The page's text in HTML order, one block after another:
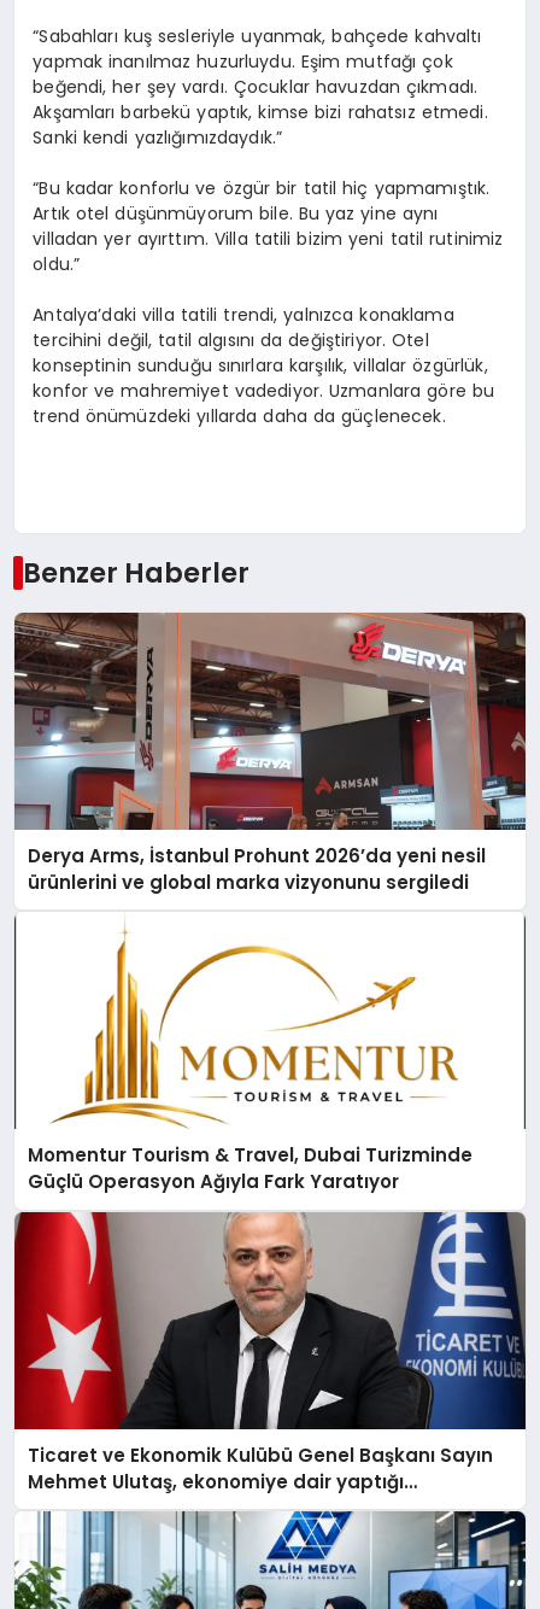
“Sabahları kuş sesleriyle uyanmak, bahçede kahvaltı
yapmak inanılmaz huzurluydu. Eşim mutfağı çok
beğendi, her şey vardı. Çocuklar havuzdan çıkmadı.
Akşamları barbekü yaptık, kimse bizi rahatsız etmedi.
Sanki kendi yazlığımızdaydık.”
“Bu kadar konforlu ve özgür bir tatil hiç yapmamıştık.
Artık otel düşünmüyorum bile. Bu yaz yine aynı
villadan yer ayırttım. Villa tatili bizim yeni tatil rutinimiz
oldu.”
Antalya’daki villa tatili trendi, yalnızca konaklama
tercihini değil, tatil algısını da değiştiriyor. Otel
konseptinin sunduğu sınırlara karşılık, villalar özgürlük,
konfor ve mahremiyet vadediyor. Uzmanlara göre bu
trend önümüzdeki yıllarda daha da güçlenecek.
Benzer Haberler
Derya Arms, İstanbul Prohunt 2026’da yeni nesil
ürünlerini ve global marka vizyonunu sergiledi
Momentur Tourism & Travel, Dubai Turizminde
Güçlü Operasyon Ağıyla Fark Yaratıyor
Ticaret ve Ekonomik Kulübü Genel Başkanı Sayın
Mehmet Ulutaş, ekonomiye dair yaptığı
açıklamada şunları kaydetti: